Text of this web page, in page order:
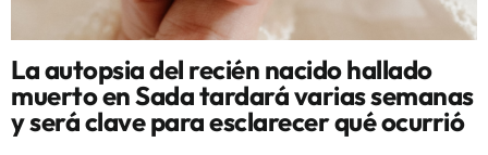
La autopsia del recién nacido hallado
muerto en Sada tardará varias semanas
y será clave para esclarecer qué ocurrió